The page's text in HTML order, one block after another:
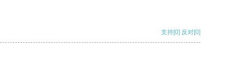
支持[0] 反对[0]